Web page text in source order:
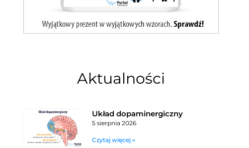
Aktualności
Układ dopaminergiczny
5 sierpnia 2026
Czytaj więcej »